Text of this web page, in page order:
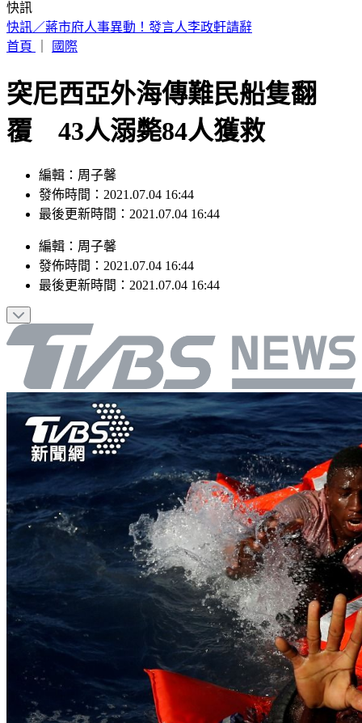
快訊
「斷網降速」演習今登場！9大常用App離線使用方式曝
首頁
國際
突尼西亞外海傳難民船隻翻
覆 43人溺斃84人獲救
編輯：周子馨
發佈時間：2021.07.04 16:44
最後更新時間：2021.07.04 16:44
編輯 ： 周子馨
發佈時間： 2021.07.04 16:44
最後更新時間： 2021.07.04 16:44